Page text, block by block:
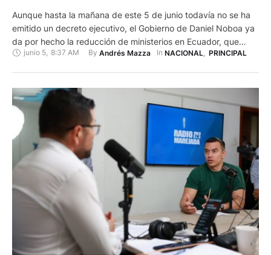
Aunque hasta la mañana de este 5 de junio todavía no se ha
emitido un decreto ejecutivo, el Gobierno de Daniel Noboa ya
da por hecho la reducción de ministerios en Ecuador, que
pasarían de 14 a 10. Para ello se fusionarán varias carteras de
junio 5, 8:37 AM By Andrés Mazza In NACIONAL PRINCIPAL